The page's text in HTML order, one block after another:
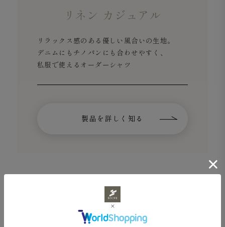
リネン カジュアル
リラックス感のある優しい風合いの生地。
デニムにもチノパンにも合わせやすく、
私服で使えるオーダーシャツ
製品を詳しく知る
＼生地サンプルの一覧を見たい方はこちら／